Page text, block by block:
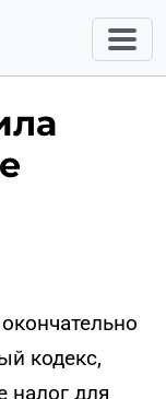
кодекс,
для